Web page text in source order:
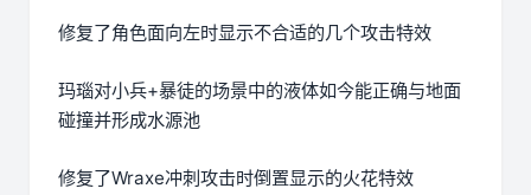
修复了角色面向左时显示不合适的几个攻击特效
玛瑙对小兵+暴徒的场景中的液体如今能正确与地面
碰撞并形成水源池
修复了Wraxe冲刺攻击时倒置显示的火花特效